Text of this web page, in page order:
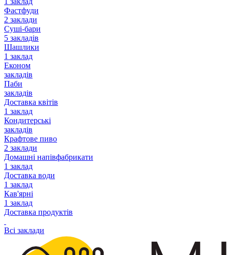
Фастфуди
2 заклади
Суші-бари
5 закладів
Шашлики
1 заклад
Економ
закладів
Паби
закладів
Доставка квітів
1 заклад
Кондитерські
закладів
Крафтове пиво
2 заклади
Домашні напівфабрикати
1 заклад
Доставка води
1 заклад
Кав'ярні
1 заклад
Доставка продуктів
Всі заклади